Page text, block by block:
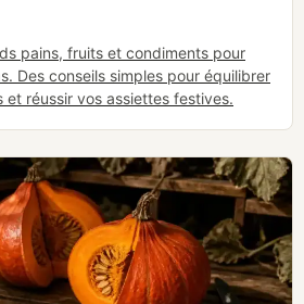
pains, fruits et condiments pour
Des conseils simples pour équilibrer
et réussir vos assiettes festives.